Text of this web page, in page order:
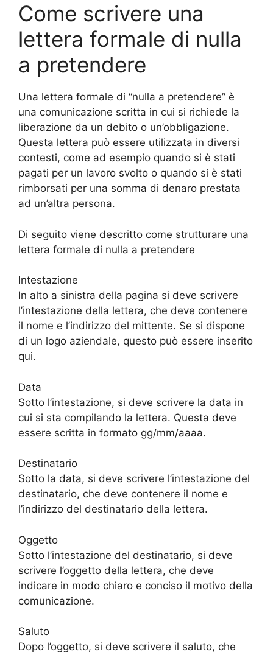
Come scrivere una
lettera formale di nulla
a pretendere
Una lettera formale di “nulla a pretendere” è
una comunicazione scritta in cui si richiede la
liberazione da un debito o un’obbligazione.
Questa lettera può essere utilizzata in diversi
contesti, come ad esempio quando si è stati
pagati per un lavoro svolto o quando si è stati
rimborsati per una somma di denaro prestata
ad un’altra persona.
Di seguito viene descritto come strutturare una
lettera formale di nulla a pretendere
Intestazione
In alto a sinistra della pagina si deve scrivere
l’intestazione della lettera, che deve contenere
il nome e l’indirizzo del mittente. Se si dispone
di un logo aziendale, questo può essere inserito
qui.
Data
Sotto l’intestazione, si deve scrivere la data in
cui si sta compilando la lettera. Questa deve
essere scritta in formato gg/mm/aaaa.
Destinatario
Sotto la data, si deve scrivere l’intestazione del
destinatario, che deve contenere il nome e
l’indirizzo del destinatario della lettera.
Oggetto
Sotto l’intestazione del destinatario, si deve
scrivere l’oggetto della lettera, che deve
indicare in modo chiaro e conciso il motivo della
comunicazione.
Saluto
Dopo l’oggetto, si deve scrivere il saluto, che